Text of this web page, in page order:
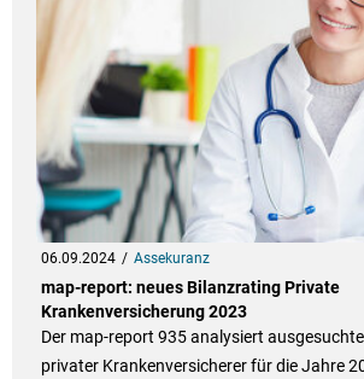
06.09.2024 Assekuranz
map-report: neues Bilanzrating Private
Krankenversicherung 2023
Der map-report 935 analysiert
privater Krankenversicherer für die Jahre